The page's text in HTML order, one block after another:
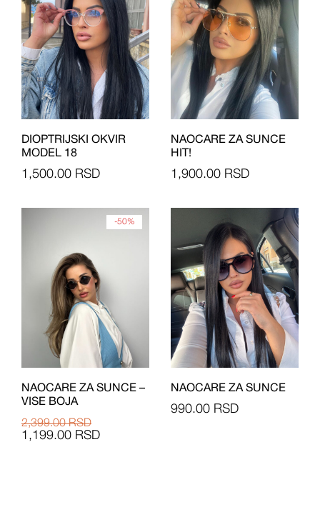
DIOPTRIJSKI OKVIR
MODEL 18
1,500.00 RSD
NAOCARE ZA SUNCE
HIT!
1,900.00 RSD
-50%
NAOCARE ZA SUNCE –
VISE BOJA
2,399.00RSD
1,199.00 RSD
NAOCARE ZA SUNCE
990.00 RSD